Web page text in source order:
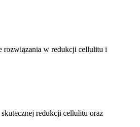
rozwiązania w redukcji cellulitu i
redukcji cellulitu oraz